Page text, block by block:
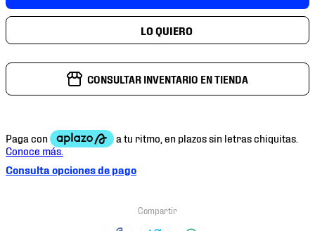
CONSULTAR INVENTARIO EN TIENDA
Consulta opciones de pago